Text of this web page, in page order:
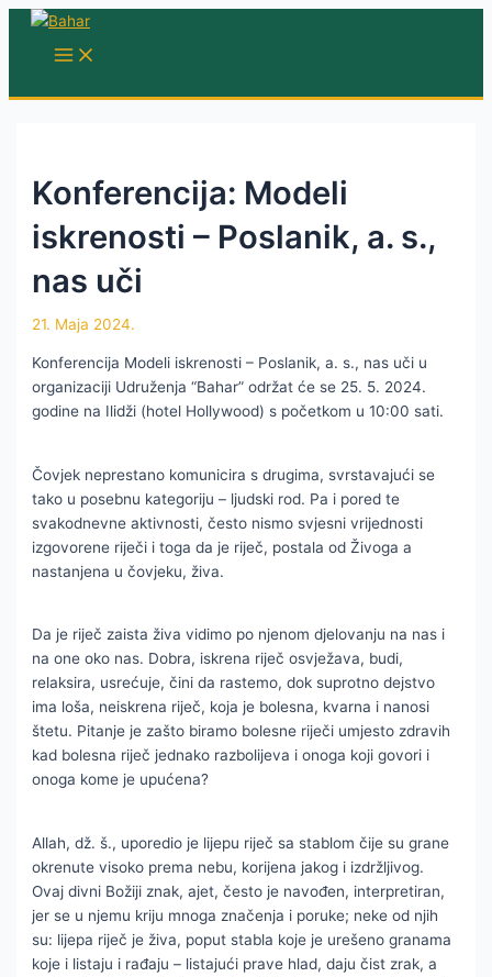
Skip
MAIN
MENU
Konferencija: Modeli
iskrenosti – Poslanik, a. s.,
nas uči
21. Maja 2024.
Konferencija Modeli iskrenosti – Poslanik, a. s., nas uči u
organizaciji Udruženja “Bahar” održat će se 25. 5. 2024.
godine na Ilidži (hotel Hollywood) s početkom u 10:00 sati.
Čovjek neprestano komunicira s drugima, svrstavajući se
tako u posebnu kategoriju – ljudski rod. Pa i pored te
svakodnevne aktivnosti, često nismo svjesni vrijednosti
izgovorene riječi i toga da je riječ, postala od Živoga a
nastanjena u čovjeku, živa.
Da je riječ zaista živa vidimo po njenom djelovanju na nas i
na one oko nas. Dobra, iskrena riječ osvježava, budi,
relaksira, usrećuje, čini da rastemo, dok suprotno dejstvo
ima loša, neiskrena riječ, koja je bolesna, kvarna i nanosi
štetu. Pitanje je zašto biramo bolesne riječi umjesto zdravih
kad bolesna riječ jednako razbolijeva i onoga koji govori i
onoga kome je upućena?
Allah, dž. š., uporedio je lijepu riječ sa stablom čije su grane
okrenute visoko prema nebu, korijena jakog i izdržljivog.
Ovaj divni Božiji znak, ajet, često je navođen, interpretiran,
jer se u njemu kriju mnoga značenja i poruke; neke od njih
su: lijepa riječ je živa, poput stabla koje je urešeno granama
koje i listaju i rađaju – listajući prave hlad, daju čist zrak, a